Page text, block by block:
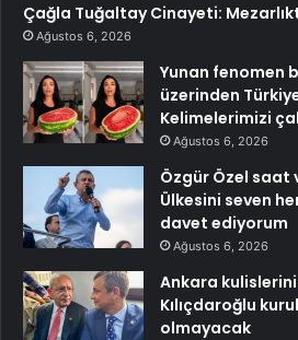
Çağla Tuğaltay Cinayeti:
Ağustos 6, 2026
Yunan fenomen
üzerinden
Kelimelerimizi
Ağustos 6, 2026
Özgür Özel saat
Ülkesini seven
davet ediyorum
Ağustos 6, 2026
Ankara
Kılıçdaroğlu
olmayacak